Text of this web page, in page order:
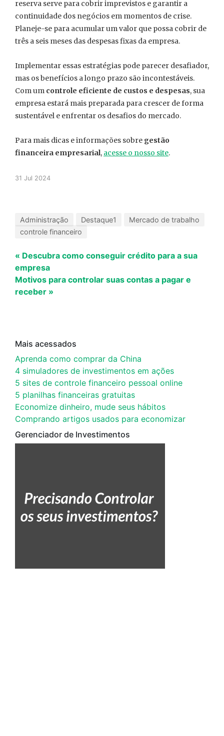
reserva serve para cobrir imprevistos e garantir a
continuidade dos negócios em momentos de crise.
Planeje-se para acumular um valor que possa cobrir de
três a seis meses das despesas fixas da empresa.
Implementar essas estratégias pode parecer desafiador,
mas os benefícios a longo prazo são incontestáveis.
Com um controle eficiente de custos e despesas, sua
empresa estará mais preparada para crescer de forma
sustentável e enfrentar os desafios do mercado.
Para mais dicas e informações sobre gestão
financeira empresarial, acesse o nosso site.
31 Jul 2024
Administração Destaque1
Mercado de trabalho
controle financeiro
« Descubra como conseguir crédito para a sua
empresa
Motivos para controlar suas contas a pagar e
receber »
Mais acessados
Aprenda como comprar da China
4 simuladores de investimentos em ações
5 sites de controle financeiro pessoal online
5 planilhas financeiras gratuitas
Economize dinheiro, mude seus hábitos
Comprando artigos usados para economizar
Gerenciador de Investimentos